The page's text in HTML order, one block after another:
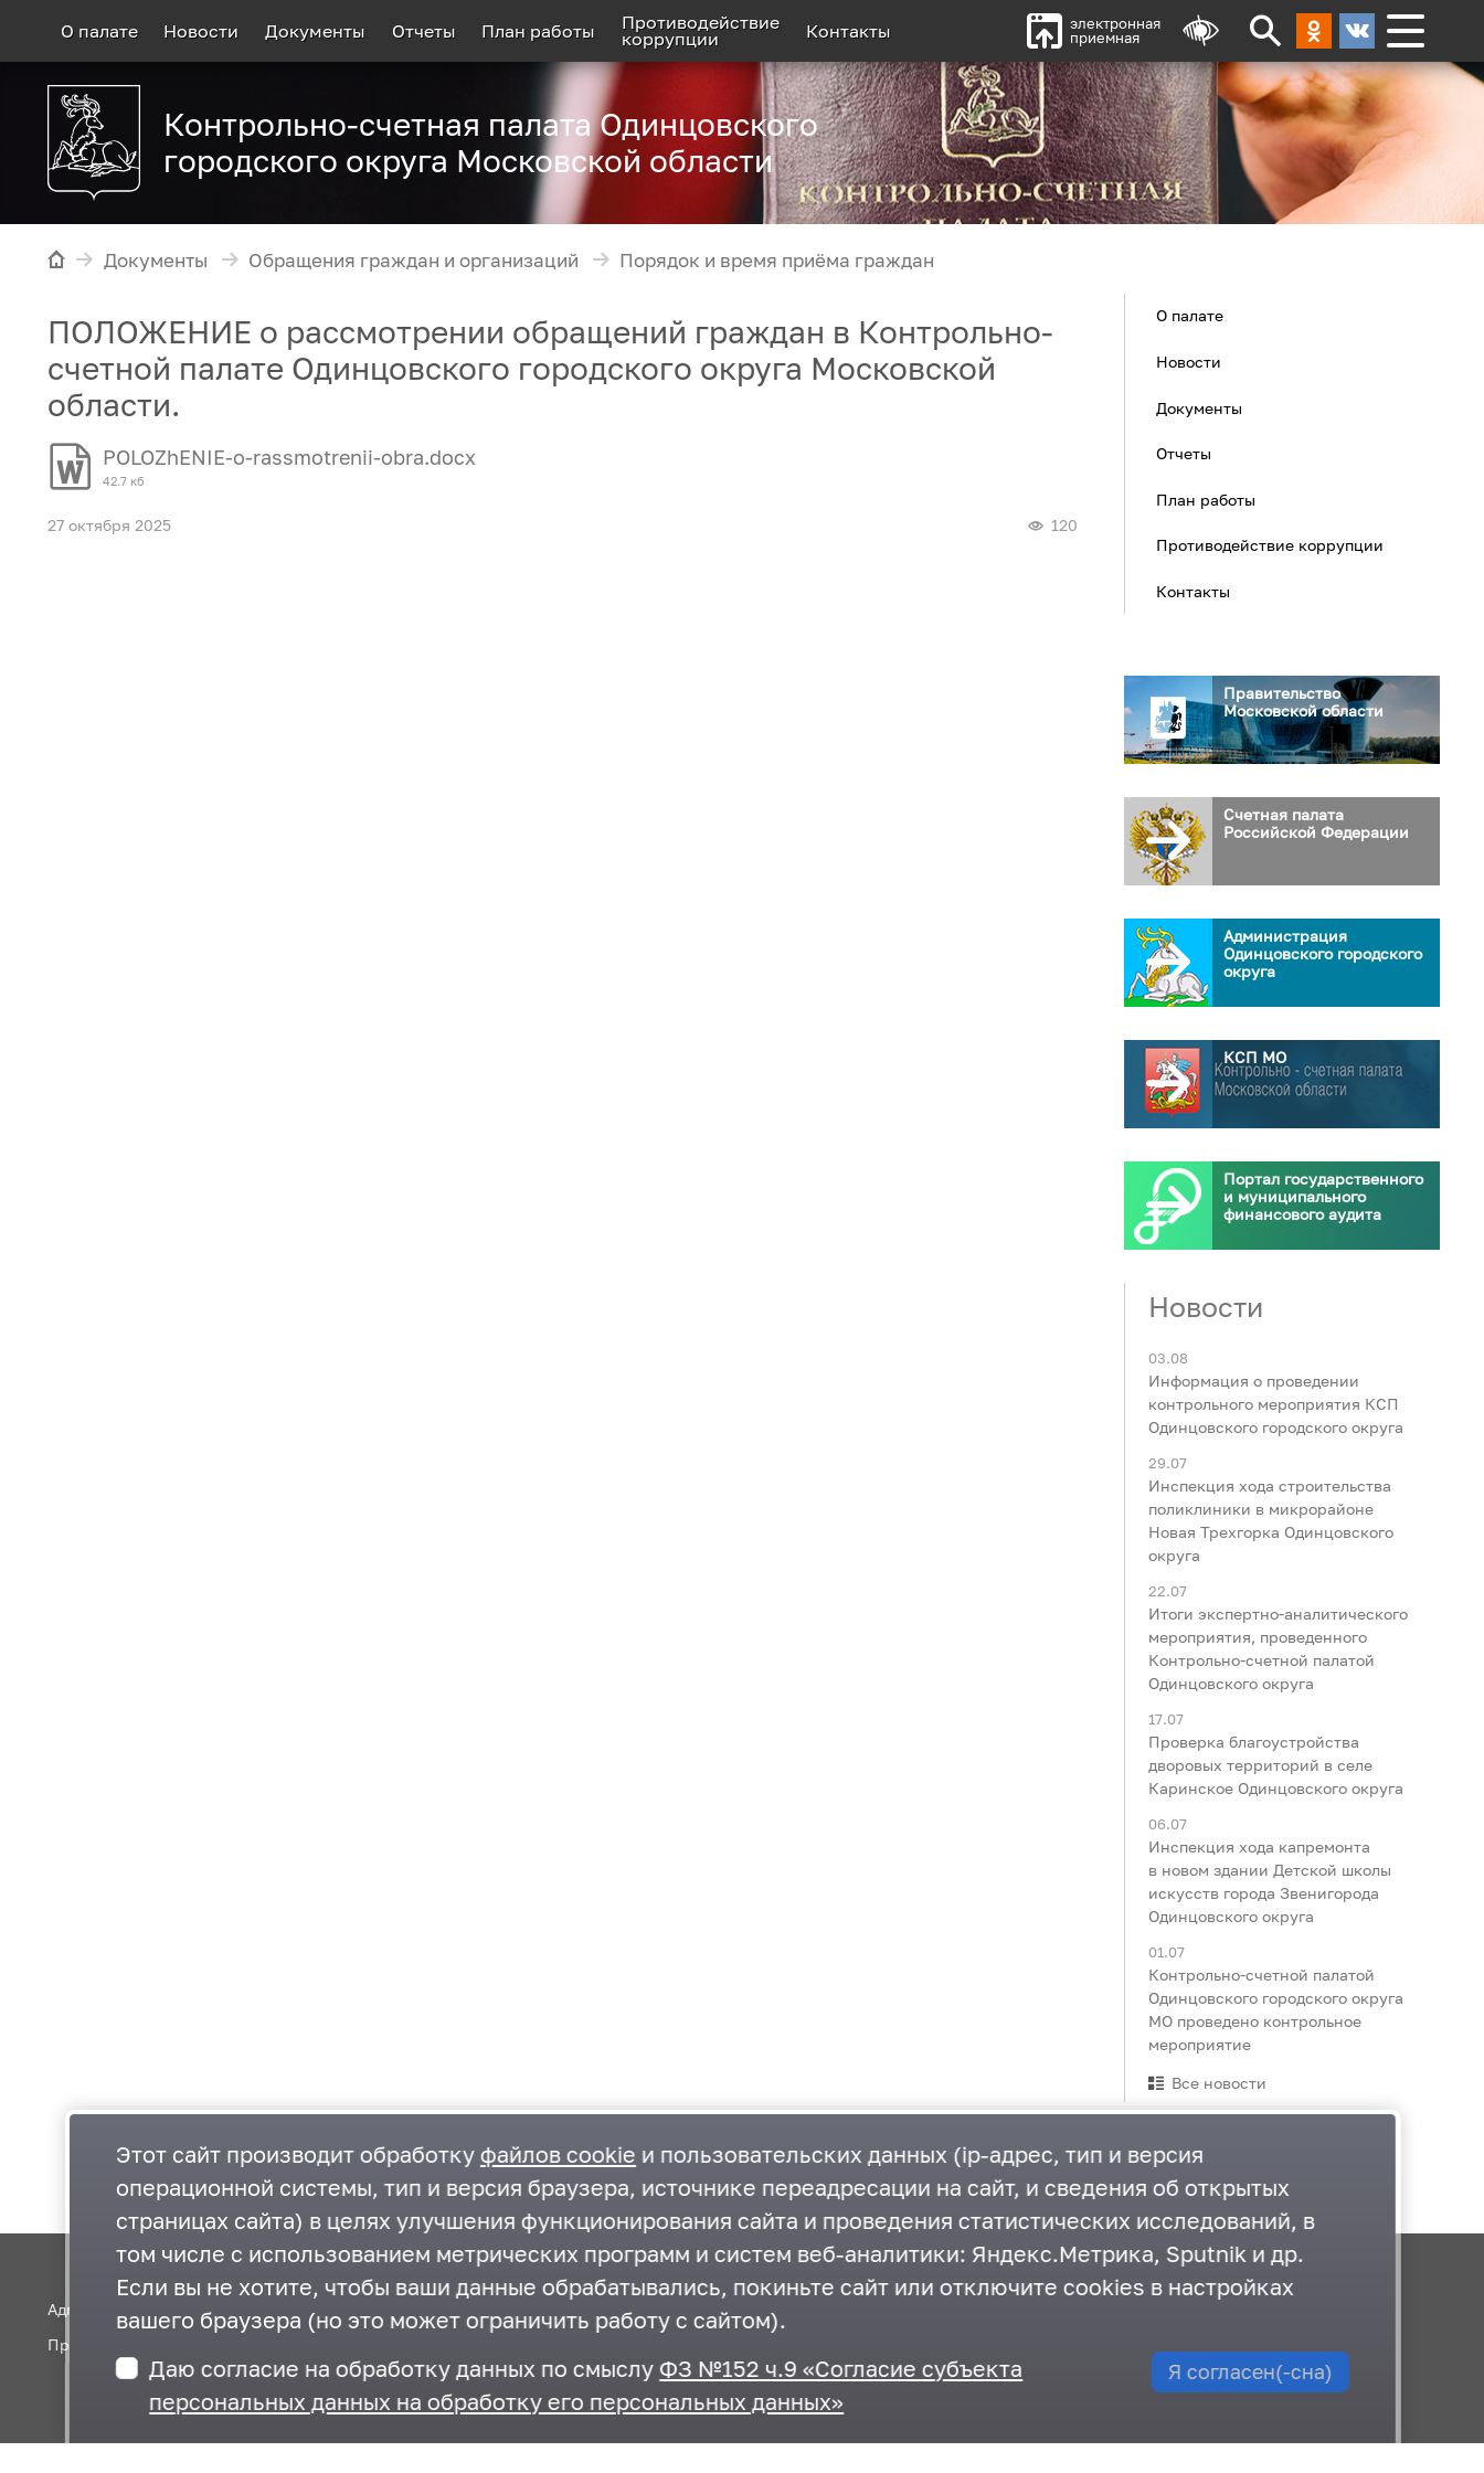
О палате Новости Документы Отчеты План работы
Противодействие
коррупции
Контакты
электронная
приемная
Контрольно-счетная палата Одинцовского
городского округа Московской области
Документы Обращения граждан и организаций Порядок и время приёма граждан
ПОЛОЖЕНИЕ о рассмотрении обращений граждан в Контрольно-
счетной палате Одинцовского городского округа Московской
области.
POLOZhENIE-o-rassmotrenii-obra.docx
42.7 кб
27 октября 2025 120
О палате
Новости
Документы
Отчеты
План работы
Противодействие коррупции
Контакты
Правительство
Московской области
Счетная палата
Российской Федерации
Администрация
Одинцовского городского
округа
КСП МО
Портал государственного
и муниципального
финансового аудита
Новости
03.08
Информация о проведении
контрольного мероприятия КСП
Одинцовского городского округа
29.07
Инспекция хода строительства
поликлиники в микрорайоне
Новая Трехгорка Одинцовского
округа
22.07
Итоги экспертно-аналитического
мероприятия, проведенного
Контрольно-счетной палатой
Одинцовского округа
17.07
Проверка благоустройства
дворовых территорий в селе
Каринское Одинцовского округа
06.07
Инспекция хода капремонта
в новом здании Детской школы
искусств города Звенигорода
Одинцовского округа
01.07
Контрольно-счетной палатой
Одинцовского городского округа
МО проведено контрольное
мероприятие
Все новости
Администрация Одинцовского округа
Правительство Московской области
+7 495-593-27-41,+7 495-367-11-87
odin_ksp@mosreg.ru,krkomr@yandex.ru
Карта сайта
Этот сайт производит обработку файлов cookie и пользовательских данных (ip-адрес, тип и версия
операционной системы, тип и версия браузера, источнике переадресации на сайт, и сведения об открытых
страницах сайта) в целях улучшения функционирования сайта и проведения статистических исследований, в
том числе с использованием метрических программ и систем веб-аналитики: Яндекс.Метрика, Sputnik и др.
Если вы не хотите, чтобы ваши данные обрабатывались, покиньте сайт или отключите cookies в настройках
вашего браузера (но это может ограничить работу с сайтом).
Даю согласие на обработку данных по смыслуФЗ №152 ч.9 «Согласие субъекта
персональных данных на обработку его персональных данных»
Я согласен(-сна)